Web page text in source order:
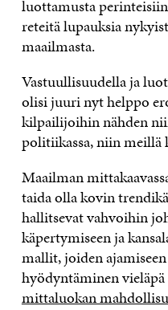
luottamusta
reteitä lupauksia
maailmasta.
Vastuullisuudella ja
olisi juuri nyt helppo
kilpailijoihin nähden
politiikassa, niin meillä
Maailman
taida olla kovin
hallitsevat vahvoihin
käpertymiseen ja
mallit, joiden
hyödyntäminen vieläpä
mittaluokan